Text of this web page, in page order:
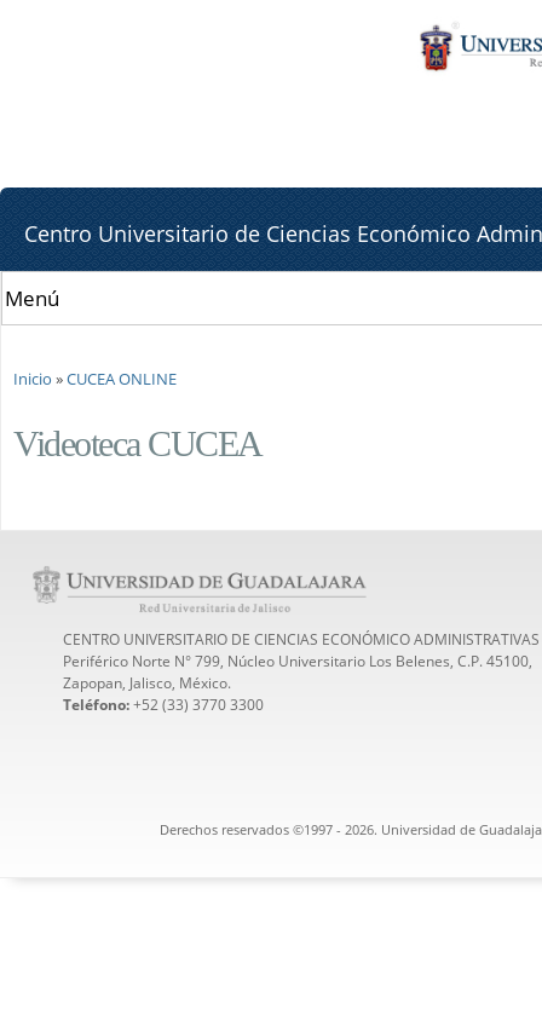
la
Centro Universitario de Ciencias Económico
Se encuentra usted aquí
Inicio »CUCEA ONLINE
Videoteca CUCEA
CENTRO UNIVERSITARIO DE CIENCIAS ECONÓMICO ADMINISTRATIVAS
Periférico Norte N° 799, Núcleo Universitario Los Belenes, C.P. 45100,
Zapopan, Jalisco, México.
Teléfono:+52 (33) 3770 3300
Derechos reservados ©1997 - 2026. Universidad de